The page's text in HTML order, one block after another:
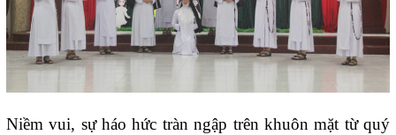
Niềm vui, sự háo hức tràn ngập trên khuôn mặt từ quý